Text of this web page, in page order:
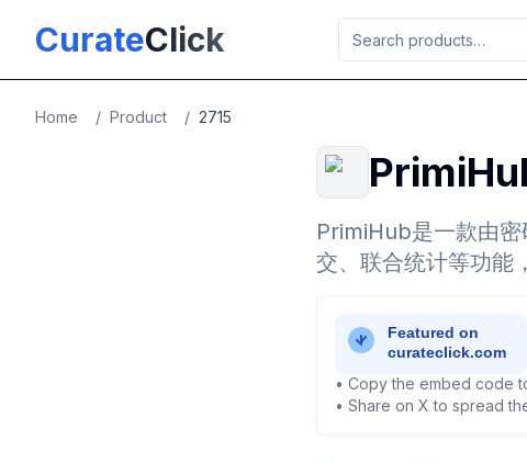
CurateClick
Home / Product / 2715
PrimiHub是一款由
交、联合统计等功能
• Copy the embed code
• Share on X to spread